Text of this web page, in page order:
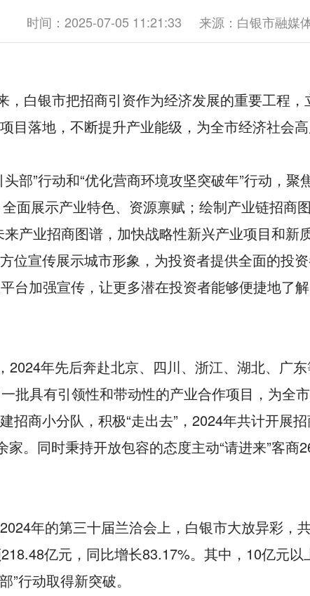
时间：2025-07-05 11:21:33 来源：白银市融媒
，白银市把招商引资作为经济发展的重要工程
落地，不断提升产业能级，为全市经济社会高
部”行动和“优化营商环境攻坚突破年”行动，
面展示产业特色、资源禀赋；绘制产业链招商
产业招商图谱，加快战略性新兴产业项目和
位宣传展示城市形象，为投资者提供全面的投
台加强宣传，让更多潜在投资者能够便捷地
2024年先后奔赴北京、四川、浙江、湖北、广
批具有引领性和带动性的产业合作项目，为全
招商小分队，积极“走出去”，2024年共计开展
。同时秉持开放包容的态度主动“请进来”客
年的第三十届兰洽会上，白银市大放异彩，
亿元，同比增长83.17%。其中，10亿元
行动取得新突破。